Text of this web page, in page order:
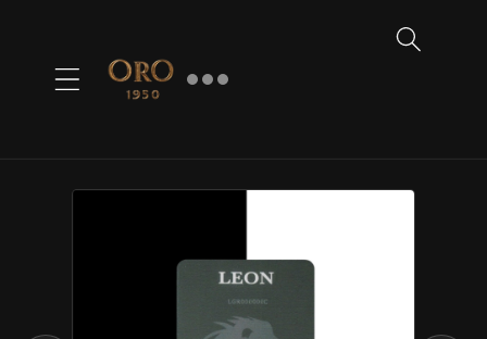
al contenido
Ir al